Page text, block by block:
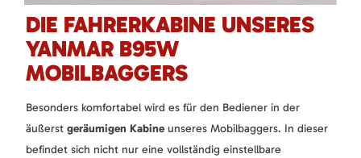
DIE FAHRERKABINE UNSERES
YANMAR B95W
MOBILBAGGERS
Besonders komfortabel wird es für den Bediener in der
äußerst geräumigen Kabineunseres Mobilbaggers. In dieser
befindet sich nicht nur eine vollständig einstellbare